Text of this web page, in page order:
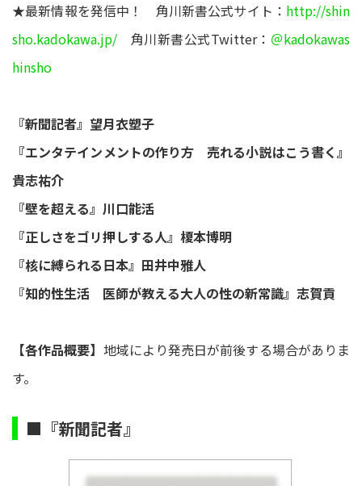
★最新情報を発信中！ 角川新書公式サイト： http://shin
sho.kadokawa.jp/ 角川新書公式Twitter： ＠kadokawas
hinsho
『新聞記者』望月衣塑子
『エンタテインメントの作り方 売れる小説はこう書く』
貴志祐介
『壁を超える』川口能活
『正しさをゴリ押しする人』榎本博明
『核に縛られる日本』田井中雅人
『知的性生活 医師が教える大人の性の新常識』志賀貢
【各作品概要】 地域により発売日が前後する場合がありま
す。
■『新聞記者』